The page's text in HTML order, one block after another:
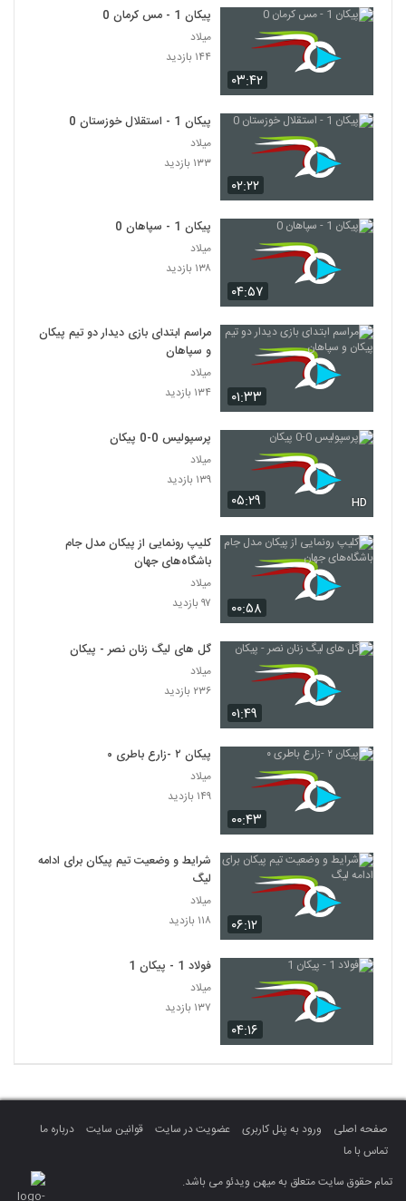
۰۳:۴۲
پیکان 1 - مس کرمان 0
میلاد
۱۴۴ بازدید
۰۲:۲۲
پیکان 1 - استقلال خوزستان 0
میلاد
۱۳۳ بازدید
۰۴:۵۷
پیکان 1 - سپاهان 0
میلاد
۱۳۸ بازدید
۰۱:۳۳
مراسم ابتدای بازی دیدار دو تیم پیکان
و سپاهان
میلاد
۱۳۴ بازدید
۰۵:۲۹ HD
پرسپولیس 0-0 پیکان
میلاد
۱۳۹ بازدید
۰۰:۵۸
کلیپ رونمایی از پیکان مدل جام
باشگاه‌های جهان
میلاد
۹۷ بازدید
۰۱:۴۹
گل‌ های لیگ زنان نصر - پیکان
میلاد
۲۳۶ بازدید
۰۰:۴۳
پیکان ۲ -زارع باطری ۰
میلاد
۱۴۹ بازدید
۰۶:۱۲
شرایط و وضعیت تیم پیکان برای ادامه
لیگ
میلاد
۱۱۸ بازدید
۰۴:۱۶
فولاد 1 - پیکان 1
میلاد
۱۳۷ بازدید
صفحه اصلی ورود به پنل کاربری عضویت در سایت قوانین سایت
درباره ما
تماس با ما
تمام حقوق سایت متعلق به میهن ویدئو می باشد.